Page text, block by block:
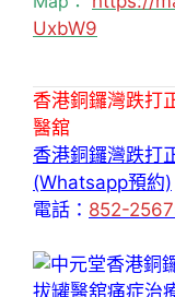
UxbW9
香港銅鑼灣跌打
醫舘
香港銅鑼灣跌打
(Whatsapp預約)
電話： 852-